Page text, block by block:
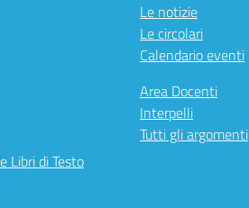
Libri di Testo
Le notizie
Le circolari
Calendario eventi
Area Docenti
Interpelli
Tutti gli argomenti